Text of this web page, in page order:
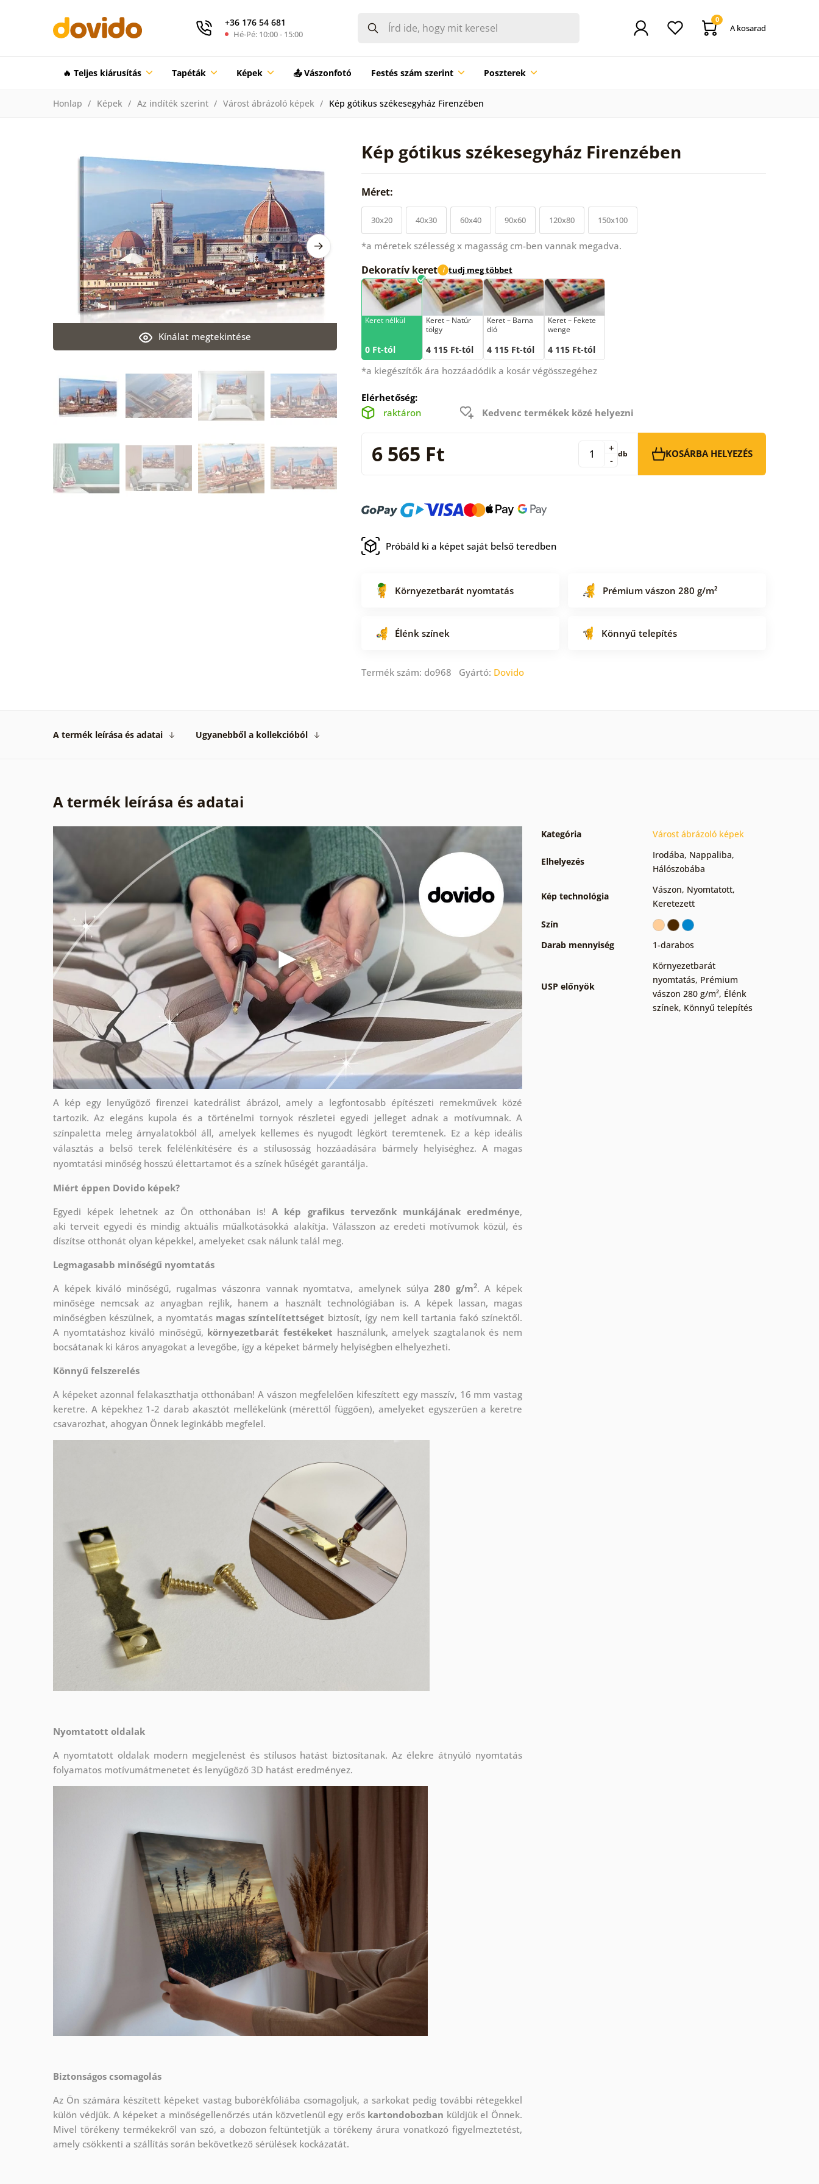
+36 176 54 681
Hé-Pé: 10:00 - 15:00
0
A kosarad
🔥 Teljes kiárusítás Tapéták Képek 📤 Vászonfotó Festés szám szerint Poszterek
Honlap Képek Az indíték szerint Várost ábrázoló képek Kép gótikus székesegyház Firenzében
Kép gótikus székesegyház Firenzében
Kínálat megtekintése
Méret:
30x20 40x30 60x40 90x60 120x80 150x100
*a méretek szélesség x magasság cm-ben vannak megadva.
Dekoratív keret i tudj meg többet
Keret nélkül
0 Ft-tól
Keret – Natúr
tölgy
4 115 Ft-tól
Keret – Barna
dió
4 115 Ft-tól
Keret – Fekete
wenge
4 115 Ft-tól
*a kiegészítők ára hozzáadódik a kosár végösszegéhez
Elérhetőség:
raktáron
Kedvenc termékek közé helyezni
6 565 Ft -
+ db KOSÁRBA HELYEZÉS
Próbáld ki a képet saját belső teredben
Környezetbarát nyomtatás Prémium vászon 280 g/m²
Élénk színek Könnyű telepítés
Termék szám: do968 Gyártó: Dovido
A termék leírása és adatai Ugyanebből a kollekcióból
A termék leírása és adatai
A kép egy lenyűgöző firenzei katedrálist ábrázol, amely a legfontosabb építészeti remekművek közé
tartozik. Az elegáns kupola és a történelmi tornyok részletei egyedi jelleget adnak a motívumnak. A
színpaletta meleg árnyalatokból áll, amelyek kellemes és nyugodt légkört teremtenek. Ez a kép ideális
választás a belső terek felélénkítésére és a stílusosság hozzáadására bármely helyiséghez. A magas
nyomtatási minőség hosszú élettartamot és a színek hűségét garantálja.
Miért éppen Dovido képek?
Egyedi képek lehetnek az Ön otthonában is!A kép grafikus tervezőnk munkájának eredménye,
akiterveit egyedi és mindig aktuális műalkotásokká alakítja. Válasszon az eredeti motívumok közül, és
díszítse otthonát olyan képekkel, amelyeket csak nálunk talál meg.
Legmagasabb minőségű nyomtatás
A képek kiváló minőségű, rugalmas vászonra vannak nyomtatva, amelynek súlya280 g/m2. A képek
minősége nemcsak az anyagban rejlik, hanem a használt technológiában is. A képek lassan, magas
minőségben készülnek, a nyomtatás magas színtelítettséget biztosít, így nem kell tartania fakó színektől.
A nyomtatáshoz kiváló minőségű, környezetbarát festékeket használunk, amelyek szagtalanok és nem
bocsátanak ki káros anyagokat a levegőbe, így a képeket bármely helyiségben elhelyezheti.
Könnyű felszerelés
A képeket azonnal felakaszthatja otthonában! A vászon megfelelően kifeszített egy masszív, 16 mm vastag
keretre. A képekhez 1-2 darab akasztót mellékelünk (mérettől függően), amelyeket egyszerűen a keretre
csavarozhat, ahogyan Önnek leginkább megfelel.
Nyomtatott oldalak
A nyomtatott oldalak modern megjelenést és stílusos hatást biztosítanak. Az élekre átnyúló nyomtatás
folyamatos motívumátmenetet és lenyűgöző 3D hatást eredményez.
Biztonságos csomagolás
Az Ön számára készített képeket vastag buborékfóliába csomagoljuk, a sarkokat pedig további rétegekkel
külön védjük.A képeket a minőségellenőrzés után közvetlenül egy erős kartondobozban küldjük el Önnek.
Mivel törékeny termékekről van szó, a dobozon feltüntetjük a törékeny árura vonatkozó figyelmeztetést,
amely csökkenti a szállítás során bekövetkező sérülések kockázatát.
Kategória Várost ábrázoló képek
Elhelyezés
Irodába, Nappaliba,
Hálószobába
Kép technológia
Vászon, Nyomtatott,
Keretezett
Szín
Darab mennyiség
1-darabos
USP előnyök
Környezetbarát
nyomtatás, Prémium
vászon 280 g/m², Élénk
színek, Könnyű telepítés